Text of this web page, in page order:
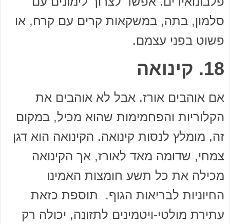
סלמון, בתה, במשקאות קרים עם קרח, או
פשוט בפני עצמם.
18. קינואה
אם אוהבים אורז, אבל לא אוהבים את
הקלוריות והפחמימות שהוא מכיל, במקום
זה, מומלץ לנסות קינואה. הקינואה הוא דגן
צמחי, שדומה מאד לאורז, אך הקינואה
מכילה את כל תשע חומצות האמינו
החיוניות לבריאות הגוף. תוספת כזאת
עתירת מולטי-ויטמינים לתזונה, יכולה רק